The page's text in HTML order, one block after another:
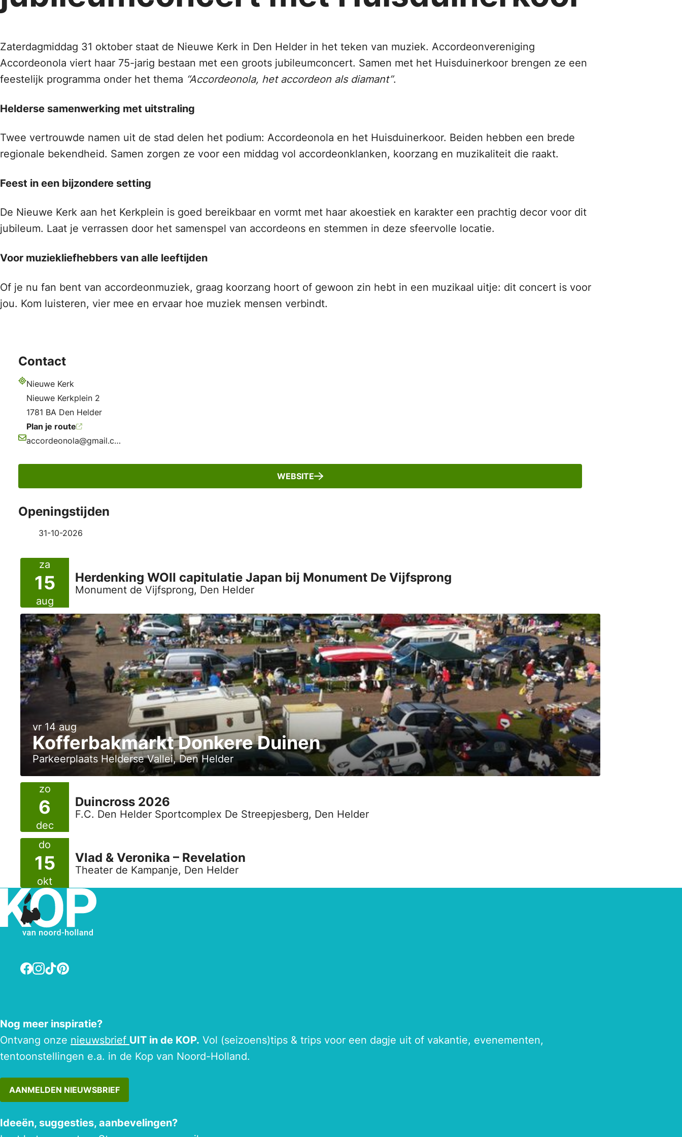
Zaterdagmiddag 31 oktober staat de Nieuwe Kerk in Den Helder in het teken van muziek. Accordeonvereniging
Accordeonola viert haar 75-jarig bestaan met een groots jubileumconcert. Samen met het Huisduinerkoor brengen ze een
feestelijk programma onder het thema “Accordeonola, het accordeon als diamant”.
Helderse samenwerking met uitstraling
Twee vertrouwde namen uit de stad delen het podium: Accordeonola en het Huisduinerkoor. Beiden hebben een brede
regionale bekendheid. Samen zorgen ze voor een middag vol accordeonklanken, koorzang en muzikaliteit die raakt.
Feest in een bijzondere setting
De Nieuwe Kerk aan het Kerkplein is goed bereikbaar en vormt met haar akoestiek en karakter een prachtig decor voor dit
jubileum. Laat je verrassen door het samenspel van accordeons en stemmen in deze sfeervolle locatie.
Voor muziekliefhebbers van alle leeftijden
Of je nu fan bent van accordeonmuziek, graag koorzang hoort of gewoon zin hebt in een muzikaal uitje: dit concert is voor
jou. Kom luisteren, vier mee en ervaar hoe muziek mensen verbindt.
Contact
Nieuwe Kerk
Nieuwe Kerkplein 2
1781 BA Den Helder
Plan je route
accordeonola@gmail.com
WEBSITE
Openingstijden
31-10-2026
za
15
aug
Herdenking WOII capitulatie Japan bij Monument De Vijfsprong
Monument de Vijfsprong, Den Helder
vr 14 aug
Kofferbakmarkt Donkere Duinen
Parkeerplaats Helderse Vallei, Den Helder
zo
6
dec
Duincross 2026
F.C. Den Helder Sportcomplex De Streepjesberg, Den Helder
do
15
okt
Vlad & Veronika – Revelation
Theater de Kampanje, Den Helder
Facebook
Instagram
TikTokPinterest
Nog meer inspiratie?
Ontvang onze nieuwsbrief UIT in de KOP. Vol (seizoens)tips & trips voor een dagje uit of vakantie, evenementen,
tentoonstellingen e.a. in de Kop van Noord-Holland.
AANMELDEN NIEUWSBRIEF
Ideeën, suggesties, aanbevelingen?